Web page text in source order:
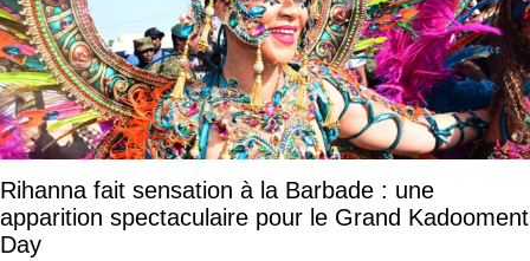
Rihanna fait sensation à la Barbade : une
apparition spectaculaire pour le Grand Kadooment
Day